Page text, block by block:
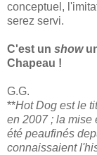
conceptuel,
serez servi.
C'est un show
Chapeau !
G.G.
**Hot Dog est le
en 2007 ; la mise
été peaufinés
connaissaient